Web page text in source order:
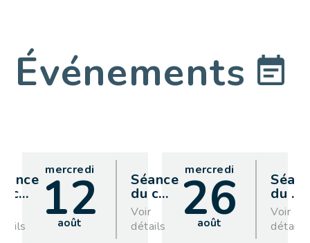
Événements
c…
mercredi
12
août
Séance
du c…
Voir
détails
mercredi
26
août
du …
Voir
détails